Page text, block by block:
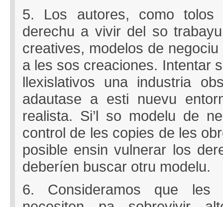
5. Los autores, como tolos
derechu a vivir del so
creatives, modelos de
a les sos creaciones. Intentar
llexislativos una industria
adautase a esti nuevu
realista. Si’l so modelu de
control de les copies de les
posible ensin vulnerar los
deberíen buscar otru modelu.
6. Consideramos que les